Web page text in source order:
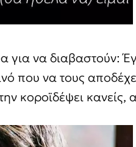
για να διαβαστούν:
που να τους
κοροϊδέψει κανείς,